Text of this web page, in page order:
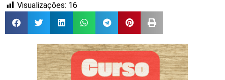
Visualizações: 16